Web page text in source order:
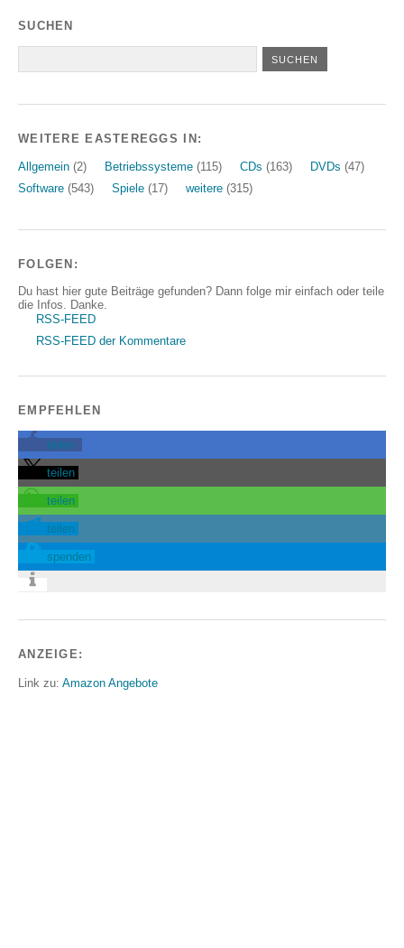
SUCHEN
WEITERE EASTEREGGS IN:
Allgemein (2) Betriebssysteme (115) CDs (163) DVDs (47)
Software (543) Spiele (17) weitere (315)
FOLGEN:
Du hast hier gute Beiträge gefunden? Dann folge mir einfach oder teile
die Infos. Danke.
RSS-FEED
RSS-FEED der Kommentare
EMPFEHLEN
teilen
teilen
teilen
teilen
spenden
ANZEIGE:
Link zu: Amazon Angebote